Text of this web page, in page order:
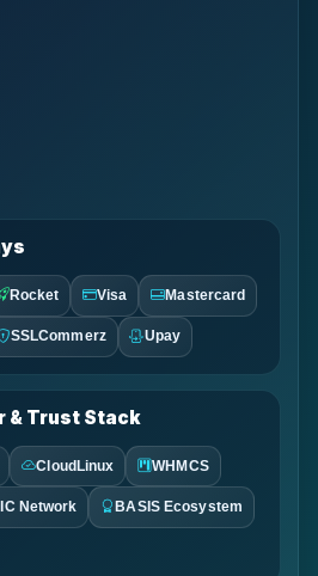
Rocket Visa Mastercard
SSLCommerz Upay
& Trust Stack
CloudLinux WHMCS
Network BASIS Ecosystem